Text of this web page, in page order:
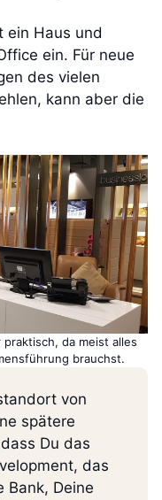
ein Haus und
ein. Für neue
des vielen
kann aber die
da meist alles
brauchst.
von
spätere
Du das
das
Bank, Deine